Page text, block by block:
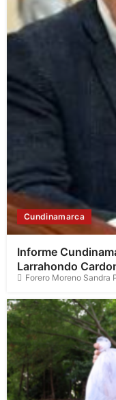
Cundinamarca
Informe
Larrahondo
Forero Moreno Sandra